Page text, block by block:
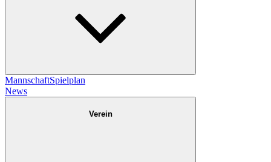
MannschaftSpielplan
News
Verein